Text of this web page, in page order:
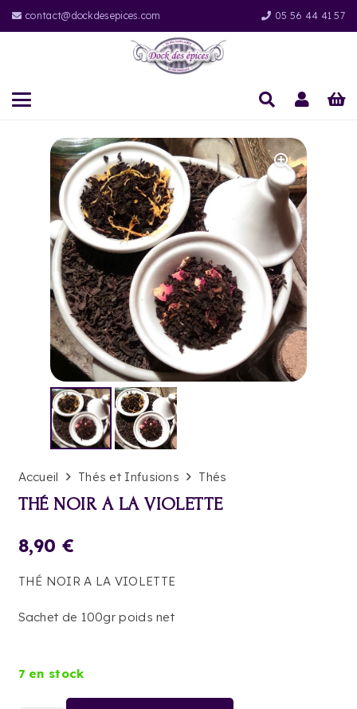
contact@dockdesepices.com 05 56 44 41 57
Accueil Thés et Infusions Thés
THÉ NOIR A LA VIOLETTE
8,90 €
THÉ NOIR A LA VIOLETTE
Sachet de 100gr poids net
7 en stock